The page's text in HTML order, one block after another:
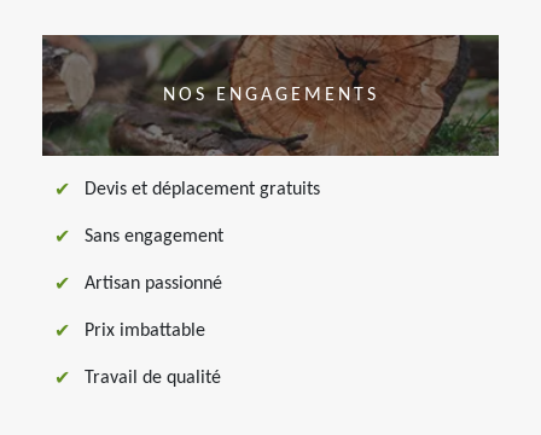
NOS ENGAGEMENTS
Devis et déplacement gratuits
Sans engagement
Artisan passionné
Prix imbattable
Travail de qualité